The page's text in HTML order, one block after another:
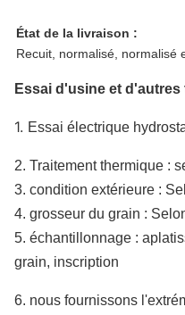
État de la livraison :
Recuit, normalisé, normalisé
Essai d'usine et d'autres
1. Essai électrique
2. Traitement thermique :
3. condition extérieure :
4. grosseur du grain :
5. échantillonnage :
grain, inscription
6. nous fournissons